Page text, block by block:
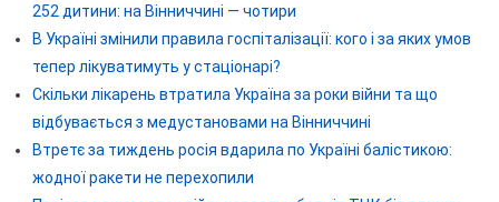
252 дитини: на Вінниччині — чотири
В Україні змінили правила госпіталізації: кого і за яких умов
тепер лікуватимуть у стаціонарі?
Скільки лікарень втратила Україна за роки війни та що
відбувається з медустановами на Вінниччині
Втретє за тиждень росія вдарила по Україні балістикою:
жодної ракети не перехопили